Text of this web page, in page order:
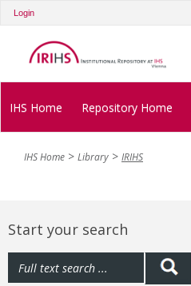
Login
IHS Home Repository Home
IHS Home Library IRIHS
Start your search